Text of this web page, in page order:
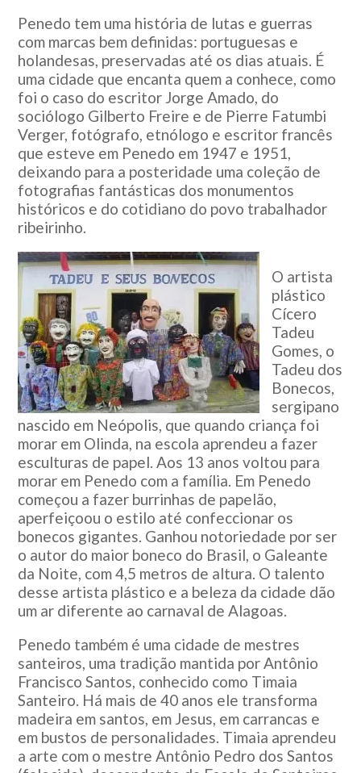
Penedo tem uma história de lutas e guerras
com marcas bem definidas: portuguesas e
holandesas, preservadas até os dias atuais. É
uma cidade que encanta quem a conhece, como
foi o caso do escritor Jorge Amado, do
sociólogo Gilberto Freire e de Pierre Fatumbi
Verger, fotógrafo, etnólogo e escritor francês
que esteve em Penedo em 1947 e 1951,
deixando para a posteridade uma coleção de
fotografias fantásticas dos monumentos
históricos e do cotidiano do povo trabalhador
ribeirinho.
O artista
plástico
Cícero
Tadeu
Gomes, o
Tadeu dos
Bonecos,
sergipano
nascido em Neópolis, que quando criança foi
morar em Olinda, na escola aprendeu a fazer
esculturas de papel. Aos 13 anos voltou para
morar em Penedo com a família. Em Penedo
começou a fazer burrinhas de papelão,
aperfeiçoou o estilo até confeccionar os
bonecos gigantes. Ganhou notoriedade por ser
o autor do maior boneco do Brasil, o Galeante
da Noite, com 4,5 metros de altura. O talento
desse artista plástico e a beleza da cidade dão
um ar diferente ao carnaval de Alagoas.
Penedo também é uma cidade de mestres
santeiros, uma tradição mantida por Antônio
Francisco Santos, conhecido como Timaia
Santeiro. Há mais de 40 anos ele transforma
madeira em santos, em Jesus, em carrancas e
em bustos de personalidades. Timaia aprendeu
a arte com o mestre Antônio Pedro dos Santos